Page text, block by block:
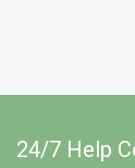
24/7 Help